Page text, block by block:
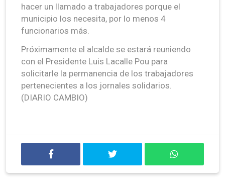
hacer un llamado a trabajadores porque el
municipio los necesita, por lo menos 4
funcionarios más.
Próximamente el alcalde se estará reuniendo
con el Presidente Luis Lacalle Pou para
solicitarle la permanencia de los trabajadores
pertenecientes a los jornales solidarios.
(DIARIO CAMBIO)